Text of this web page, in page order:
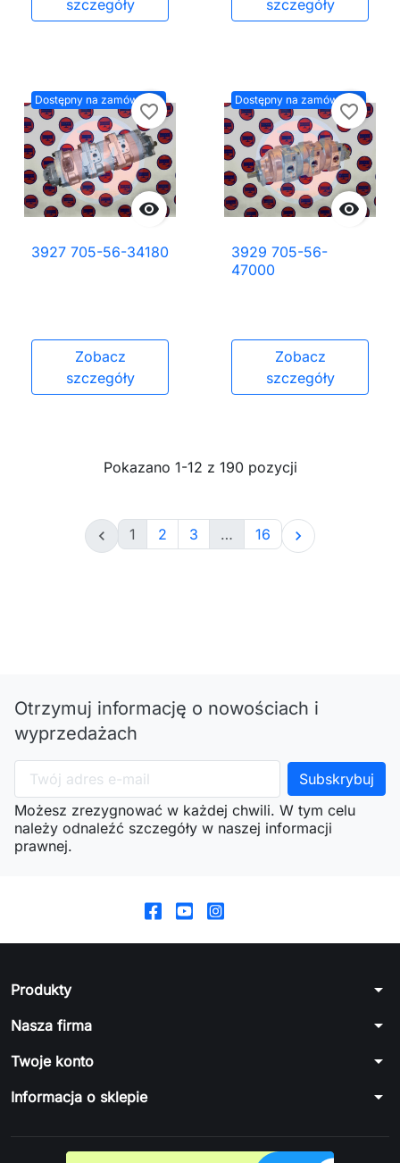
szczegóły
szczegóły
Dostępny na zamówienie

favorite_border
3927 705-56-34180
Zobacz
szczegóły
Dostępny na zamówienie

favorite_border
3929 705-56-
47000
Zobacz
szczegóły
Pokazano 1-12 z 190 pozycji
 1 2 3 … 16 
Otrzymuj informację o nowościach i
wyprzedażach
Możesz zrezygnować w każdej chwili. W tym celu
należy odnaleźć szczegóły w naszej informacji
prawnej.
Produkty arrow_drop_down
Nasza firma arrow_drop_down
Twoje konto arrow_drop_down
Informacja o sklepie arrow_drop_down